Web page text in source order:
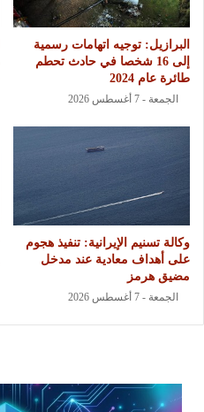
البرازيل: توجيه اتهامات رسمية
إلى 16 شخصا في حادث تحطم
طائرة عام 2024
الجمعة - 7 أغسطس 2026
وكالة تسنيم الإيرانية: تنفيذ هجوم
على أهداف معادية عند مدخل
مضيق هرمز
الجمعة - 7 أغسطس 2026